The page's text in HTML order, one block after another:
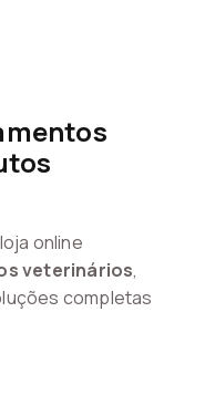
online
veterinários,